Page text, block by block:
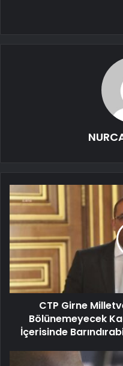
CTP Girne
Bölünemeyecek
İçerisinde